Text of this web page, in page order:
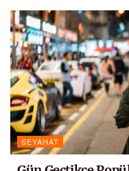
SEYAHAT